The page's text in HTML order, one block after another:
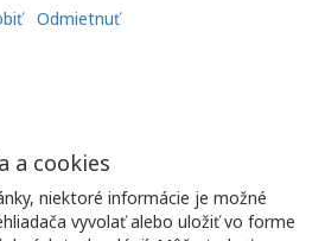
Odmietnuť
a cookies
niektoré informácie je možné
vyvolať alebo uložiť vo forme